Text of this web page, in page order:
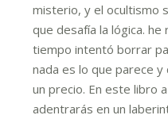
misterio, y el ocultismo
que desafía la lógica.
tiempo intentó borrar
nada es lo que parece
un precio. En este libro
adentrarás en un